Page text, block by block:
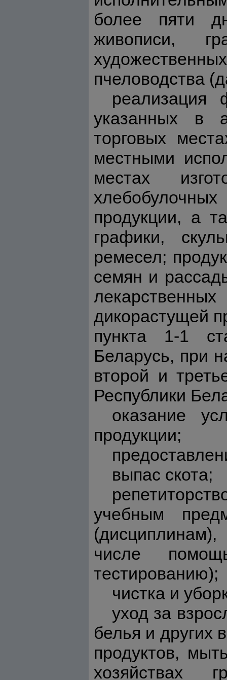
более пяти
живописи,
пчеловодства
реализация
указанных в
торговых
местными
местах
хлебобулочных
продукции, а
графики,
ремесел;
семян и
дикорастущей
пункта 1-1
Беларусь, при
второй и
Республики
оказание
продукции;
выпас скота;
учебным
числе
тестированию);
чистка и
уход за
белья и других
продуктов,
хозяйствах